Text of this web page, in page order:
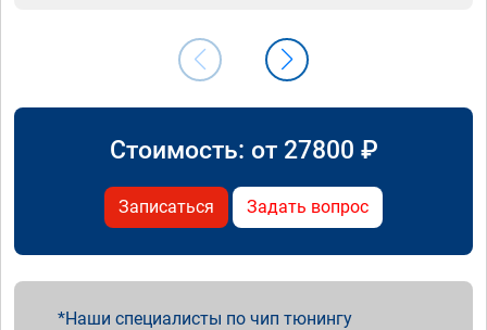
Стоимость: от 27800 ₽
Записаться Задать вопрос
Наши специалисты по чип тюнингу